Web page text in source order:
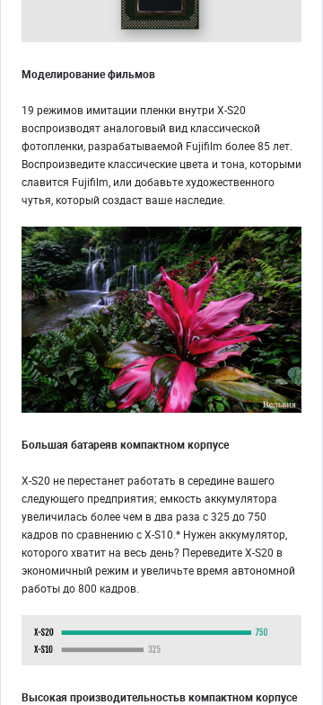
Моделирование фильмов
19 режимов имитации пленки внутри X-S20
воспроизводят аналоговый вид классической
фотопленки, разрабатываемой Fujifilm более 85 лет.
Воспроизведите классические цвета и тона, которыми
славится Fujifilm, или добавьте художественного
чутья, который создаст ваше наследие.
Большая батареяв компактном корпусе
X-S20 не перестанет работать в середине вашего
следующего предприятия; емкость аккумулятора
увеличилась более чем в два раза с 325 до 750
кадров по сравнению с X-S10.* Нужен аккумулятор,
которого хватит на весь день? Переведите X-S20 в
экономичный режим и увеличьте время автономной
работы до 800 кадров.
Высокая производительностьв компактном корпусе